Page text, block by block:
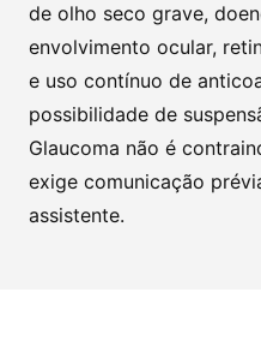
de olho seco grave,
envolvimento ocular,
e uso contínuo de
possibilidade de
Glaucoma não é
exige comunicação
assistente.